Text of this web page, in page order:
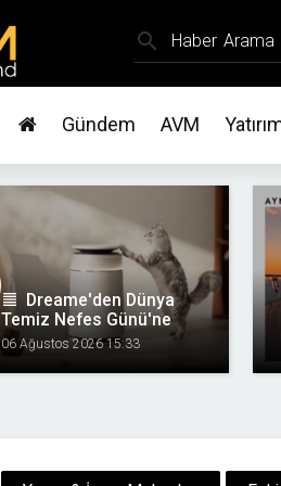
search
Gündem AVM
format_align_justify
Dreame'den Dünya
Temiz Nefes Günü'ne
Temiz Hava Vurgusu
06 Ağustos 2026 15:33